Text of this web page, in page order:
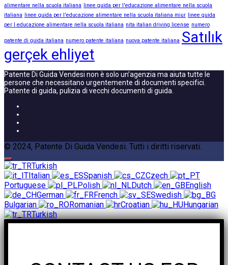
alimentare nella scuola italiana
linee guida per l'educazione alimentare nella scuola
italiana
linee guida per l'educazione alimentare nella scuola italiana miur linee guida
per l educazione alimentare nella scuola italiana nita italian driving license numero
patente di guida italiana numero patente italiana nuova patente italiana Satılık
gerçek ehliyet
Patente Di Guida Vendesi non è solo un’agenzia ma aiuta tutte le
persone che necessitano urgentemente di documenti specifici.
Patente di guida, pulizia di vecchi documenti di guida.
© 2024, Patente Di Guida Vendesi. Tutti i diritti riservati.
Turkish
Italian
Spanish
Czech
Portuguese
Polish Dutch
English
German
French
Swedish
Bulgarian
Romanian Croatian
Hungarian
Turkish